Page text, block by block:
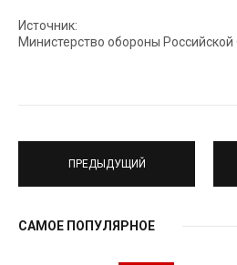
Источник:
Министерство обороны
ПРЕДЫДУЩИЙ
САМОЕ ПОПУЛЯРНОЕ